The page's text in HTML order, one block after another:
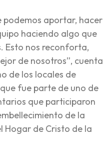
podemos aportar, hacer
haciendo algo que
Esto nos reconforta,
de nosotros”, cuenta
de los locales de
fue parte de uno de
que participaron
de la
Hogar de Cristo de la